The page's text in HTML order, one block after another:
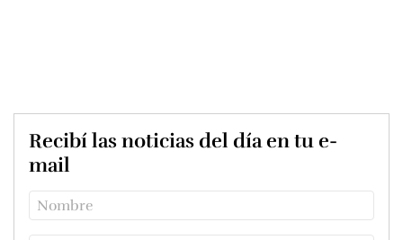
Recibí las noticias del día en tu e-
mail